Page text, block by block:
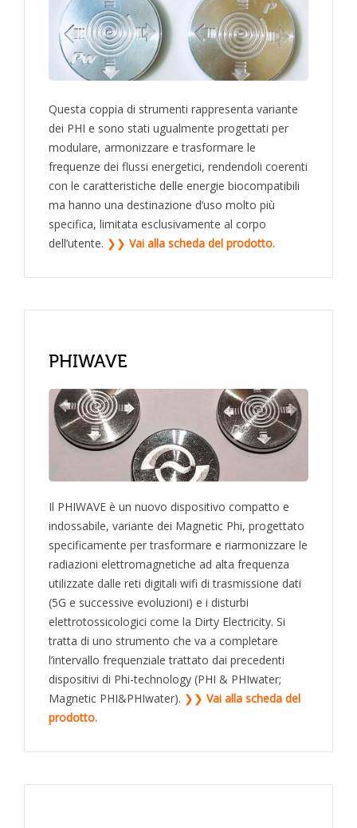
Questa coppia di strumenti rappresenta variante
dei PHI e sono stati ugualmente progettati per
modulare, armonizzare e trasformare le
frequenze dei flussi energetici, rendendoli coerenti
con le caratteristiche delle energie biocompatibili
ma hanno una destinazione d’uso molto più
specifica, limitata esclusivamente al corpo
dell’utente. ❯❯ Vai alla scheda del prodotto.
PHIWAVE
Il PHIWAVE è un nuovo dispositivo compatto e
indossabile, variante dei Magnetic Phi, progettato
specificamente per trasformare e riarmonizzare le
radiazioni elettromagnetiche ad alta frequenza
utilizzate dalle reti digitali wifi di trasmissione dati
(5G e successive evoluzioni) e i disturbi
elettrotossicologici come la Dirty Electricity. Si
tratta di uno strumento che va a completare
l’intervallo frequenziale trattato dai precedenti
dispositivi di Phi-technology (PHI & PHIwater;
Magnetic PHI&PHIwater). ❯❯ Vai alla scheda del
prodotto.